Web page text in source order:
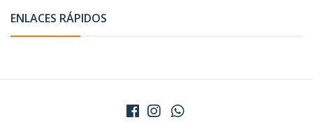
ENLACES RÁPIDOS